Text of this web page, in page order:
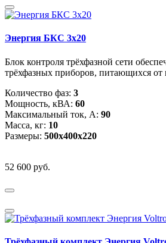
Энергия БКС 3x20
Блок контроля трёхфазной сети
трёхфазных приборов, питающихся
Количество фаз: 3
Мощность, кВА: 60
Максимальный ток, А: 90
Масса, кг: 10
Размеры: 500х400х220
52 600 руб.